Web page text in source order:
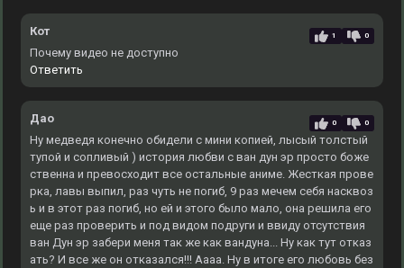
Кот 1 0
Почему видео не доступно
Ответить
Дао 0 0
Ну медведя конечно обидели с мини копией, лысый толстый
тупой и сопливый ) история любви с ван дун эр просто боже
ственна и превосходит все остальные аниме. Жесткая прове
рка, лавы выпил, раз чуть не погиб, 9 раз мечем себя насквоз
ь и в этот раз погиб, но ей и этого было мало, она решила его
еще раз проверить и под видом подруги и ввиду отсутствия
ван Дун эр забери меня так же как вандуна... Ну как тут отказ
ать? И все же он отказался!!! Аааа. Ну в итоге его любовь без